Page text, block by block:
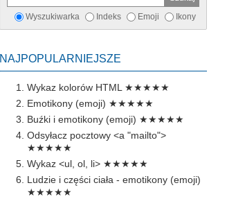
Wyszukiwarka Indeks Emoji Ikony
NAJPOPULARNIEJSZE
Wykaz kolorów HTML ★★★★★
Emotikony (emoji) ★★★★★
Buźki i emotikony (emoji) ★★★★★
Odsyłacz pocztowy <a "mailto">
★★★★★
Wykaz <ul, ol, li> ★★★★★
Ludzie i części ciała - emotikony (emoji)
★★★★★